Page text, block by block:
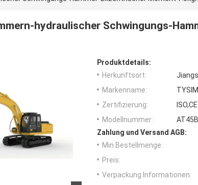
hydraulischer Schwingungs-
Produktdetails:
Herkunftsort:
Markenname:
TYSIM
Zertifizierung:
ISO,CE
Modellnummer:
AT45B
Zahlung und Versand AGB:
Min Bestellmenge:
Preis:
Verpackung Informationen: